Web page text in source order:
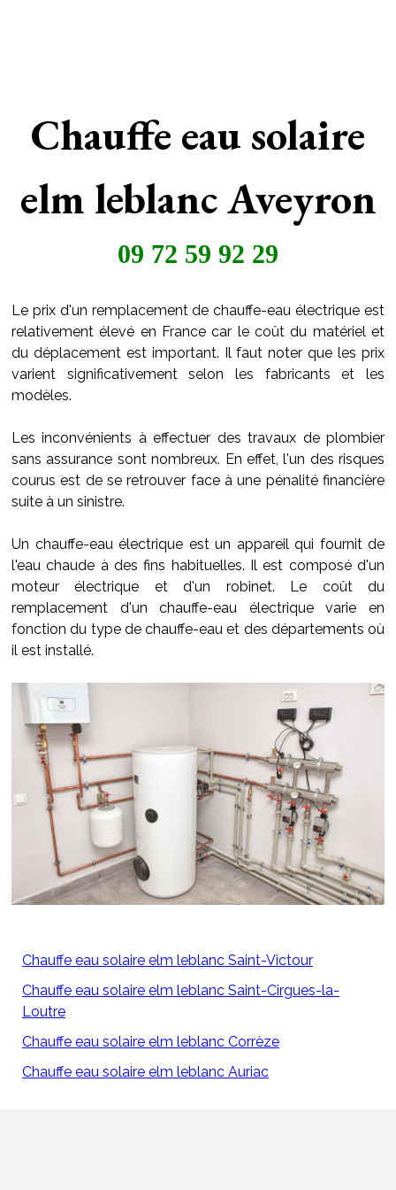
Chauffe eau solaire
elm leblanc Aveyron
09 72 59 92 29
Le prix d'un remplacement de chauffe-eau électrique est
relativement élevé en France car le coût du matériel et
du déplacement est important. Il faut noter que les prix
varient significativement selon les fabricants et les
modèles.
Les inconvénients à effectuer des travaux de plombier
sans assurance sont nombreux. En effet, l'un des risques
courus est de se retrouver face à une pénalité financière
suite à un sinistre.
Un chauffe-eau électrique est un appareil qui fournit de
l'eau chaude à des fins habituelles. Il est composé d'un
moteur électrique et d'un robinet. Le coût du
remplacement d'un chauffe-eau électrique varie en
fonction du type de chauffe-eau et des départements où
il est installé.
Chauffe eau solaire elm leblanc Saint-Victour
Chauffe eau solaire elm leblanc Saint-Cirgues-la-
Loutre
Chauffe eau solaire elm leblanc Corrèze
Chauffe eau solaire elm leblanc Auriac